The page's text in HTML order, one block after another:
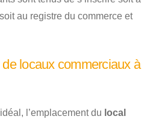
au registre du commerce et
locaux commerciaux à
l’emplacement du local